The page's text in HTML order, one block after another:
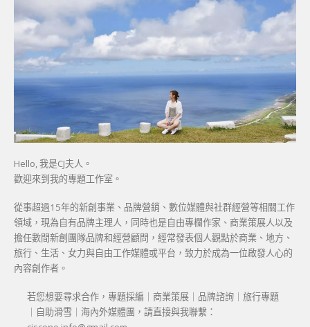
Hello, 我是CJ夫人。
歡迎來到我的專題工作室。
從事超過15年的新創事業、品牌營銷、數位媒體與社群經營等相關工作
領域，現為自有品牌主理人，同時也是自由專欄作家、商業策展人以及
擔任數間新創團隊品牌和經營顧問，經常發表個人觀點於商業、地方、
旅行、生活、女力與自由工作媒體或平台，致力於成為一位啟發人心的
內容創作者。
若您想要尋求合作，專題採編｜商業策展｜品牌諮詢｜旅行專題
｜自助滑雪｜海內外媒體團，請直接與我聯繫：